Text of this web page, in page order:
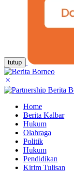
tutup
Home
Berita Kalbar
Hukum
Olahraga
Politik
Hukum
Pendidikan
Kirim Tulisan